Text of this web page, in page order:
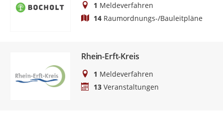
1 Meldeverfahren
14 Raumordnungs-/Bauleitpläne
Rhein-Erft-Kreis
1 Meldeverfahren
13 Veranstaltungen